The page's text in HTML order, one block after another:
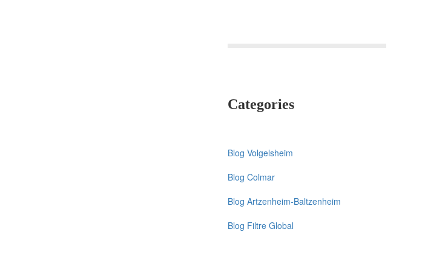
Categories
Blog Volgelsheim
Blog Colmar
Blog Artzenheim-Baltzenheim
Blog Filtre Global